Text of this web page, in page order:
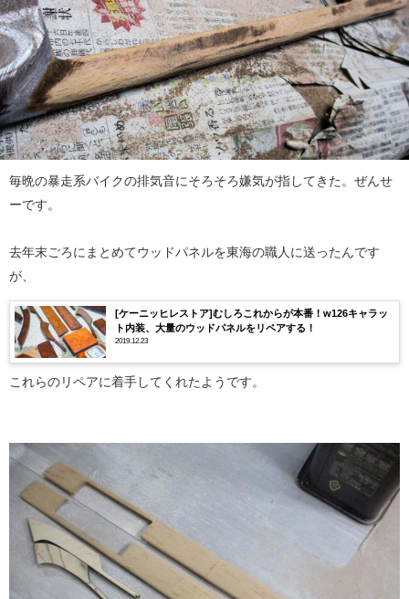
毎晩の暴走系バイクの排気音にそろそろ嫌気が指してきた。ぜんせ
ーです。
去年末ごろにまとめてウッドパネルを東海の職人に送ったんです
が、
[ケーニッヒレストア]むしろこれからが本番！w126キャラッ
ト内装、大量のウッドパネルをリペアする！
2019.12.23
これらのリペアに着手してくれたようです。